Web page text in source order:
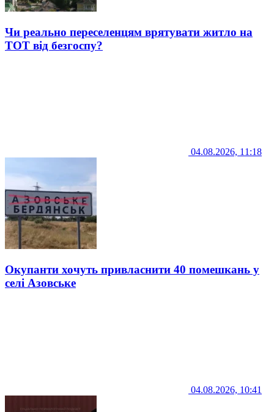
Чи реально переселенцям врятувати житло на
ТОТ від безгоспу?
04.08.2026, 11:18
Окупанти хочуть привласнити 40 помешкань у
селі Азовське
04.08.2026, 10:41